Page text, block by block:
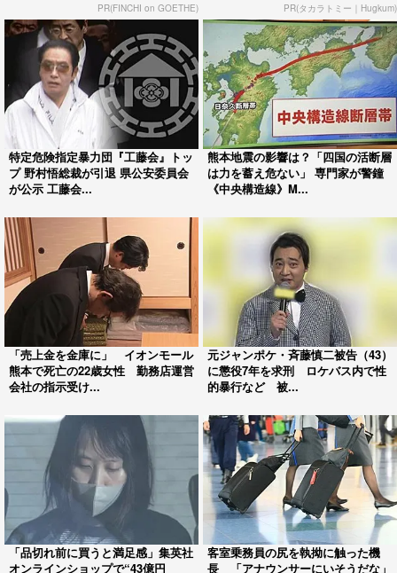
PR(FINCHI on GOETHE) PR(タカラトミー｜Hugkum)
特定危険指定暴力団『工藤会』トッ
プ 野村悟総裁が引退 県公安委員会
が公示 工藤会...
熊本地震の影響は？「四国の活断層
は力を蓄え危ない」 専門家が警鐘
《中央構造線》M...
「売上金を金庫に」 イオンモール
熊本で死亡の22歳女性 勤務店運営
会社の指示受け...
元ジャンポケ・斉藤慎二被告（43）
に懲役7年を求刑 ロケバス内で性
的暴行など 被...
「品切れ前に買うと満足感」集英社
オンラインショップで“43億円
客室乗務員の尻を執拗に触った機
長 「アナウンサーにいそうだな」